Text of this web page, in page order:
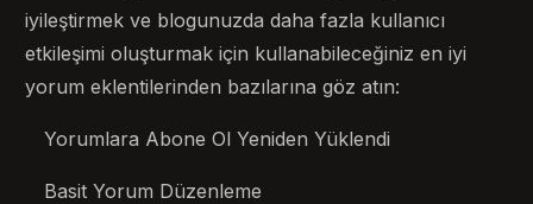
iyileştirmek ve blogunuzda daha fazla kullanıcı
etkileşimi oluşturmak için kullanabileceğiniz en iyi
yorum eklentilerinden bazılarına göz atın:
Yorumlara Abone Ol Yeniden Yüklendi
Basit Yorum Düzenleme